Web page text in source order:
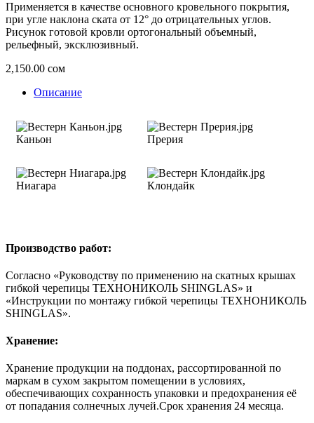
Применяется в качестве основного кровельного покрытия,
при угле наклона ската от 12° до отрицательных углов.
Рисунок готовой кровли ортогональный объемный,
рельефный, эксклюзивный.
2,150.00 сом
Описание
Каньон Прерия
Ниагара Клондайк
Производство работ:
Согласно «Руководству по применению на скатных крышах
гибкой черепицы ТЕХНОНИКОЛЬ SHINGLAS» и
«Инструкции по монтажу гибкой черепицы ТЕХНОНИКОЛЬ
SHINGLAS».
Хранение:
Хранение продукции на поддонах, рассортированной по
маркам в сухом закрытом помещении в условиях,
обеспечивающих сохранность упаковки и предохранения её
от попадания солнечных лучей.Срок хранения 24 месяца.